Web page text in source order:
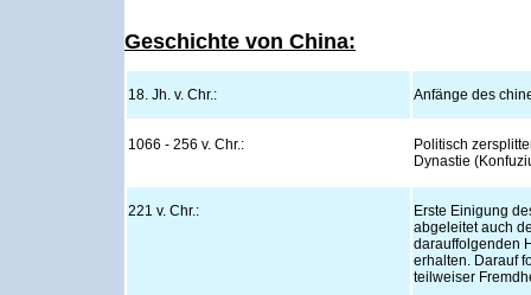
Geschichte von China:
18. Jh. v. Chr.: Anfänge des
1066 - 256 v. Chr.:
Politisch
Dynastie
221 v. Chr.:
Erste Einigung
abgeleitet auch
darauffolgenden
erhalten. Darauf
teilweiser